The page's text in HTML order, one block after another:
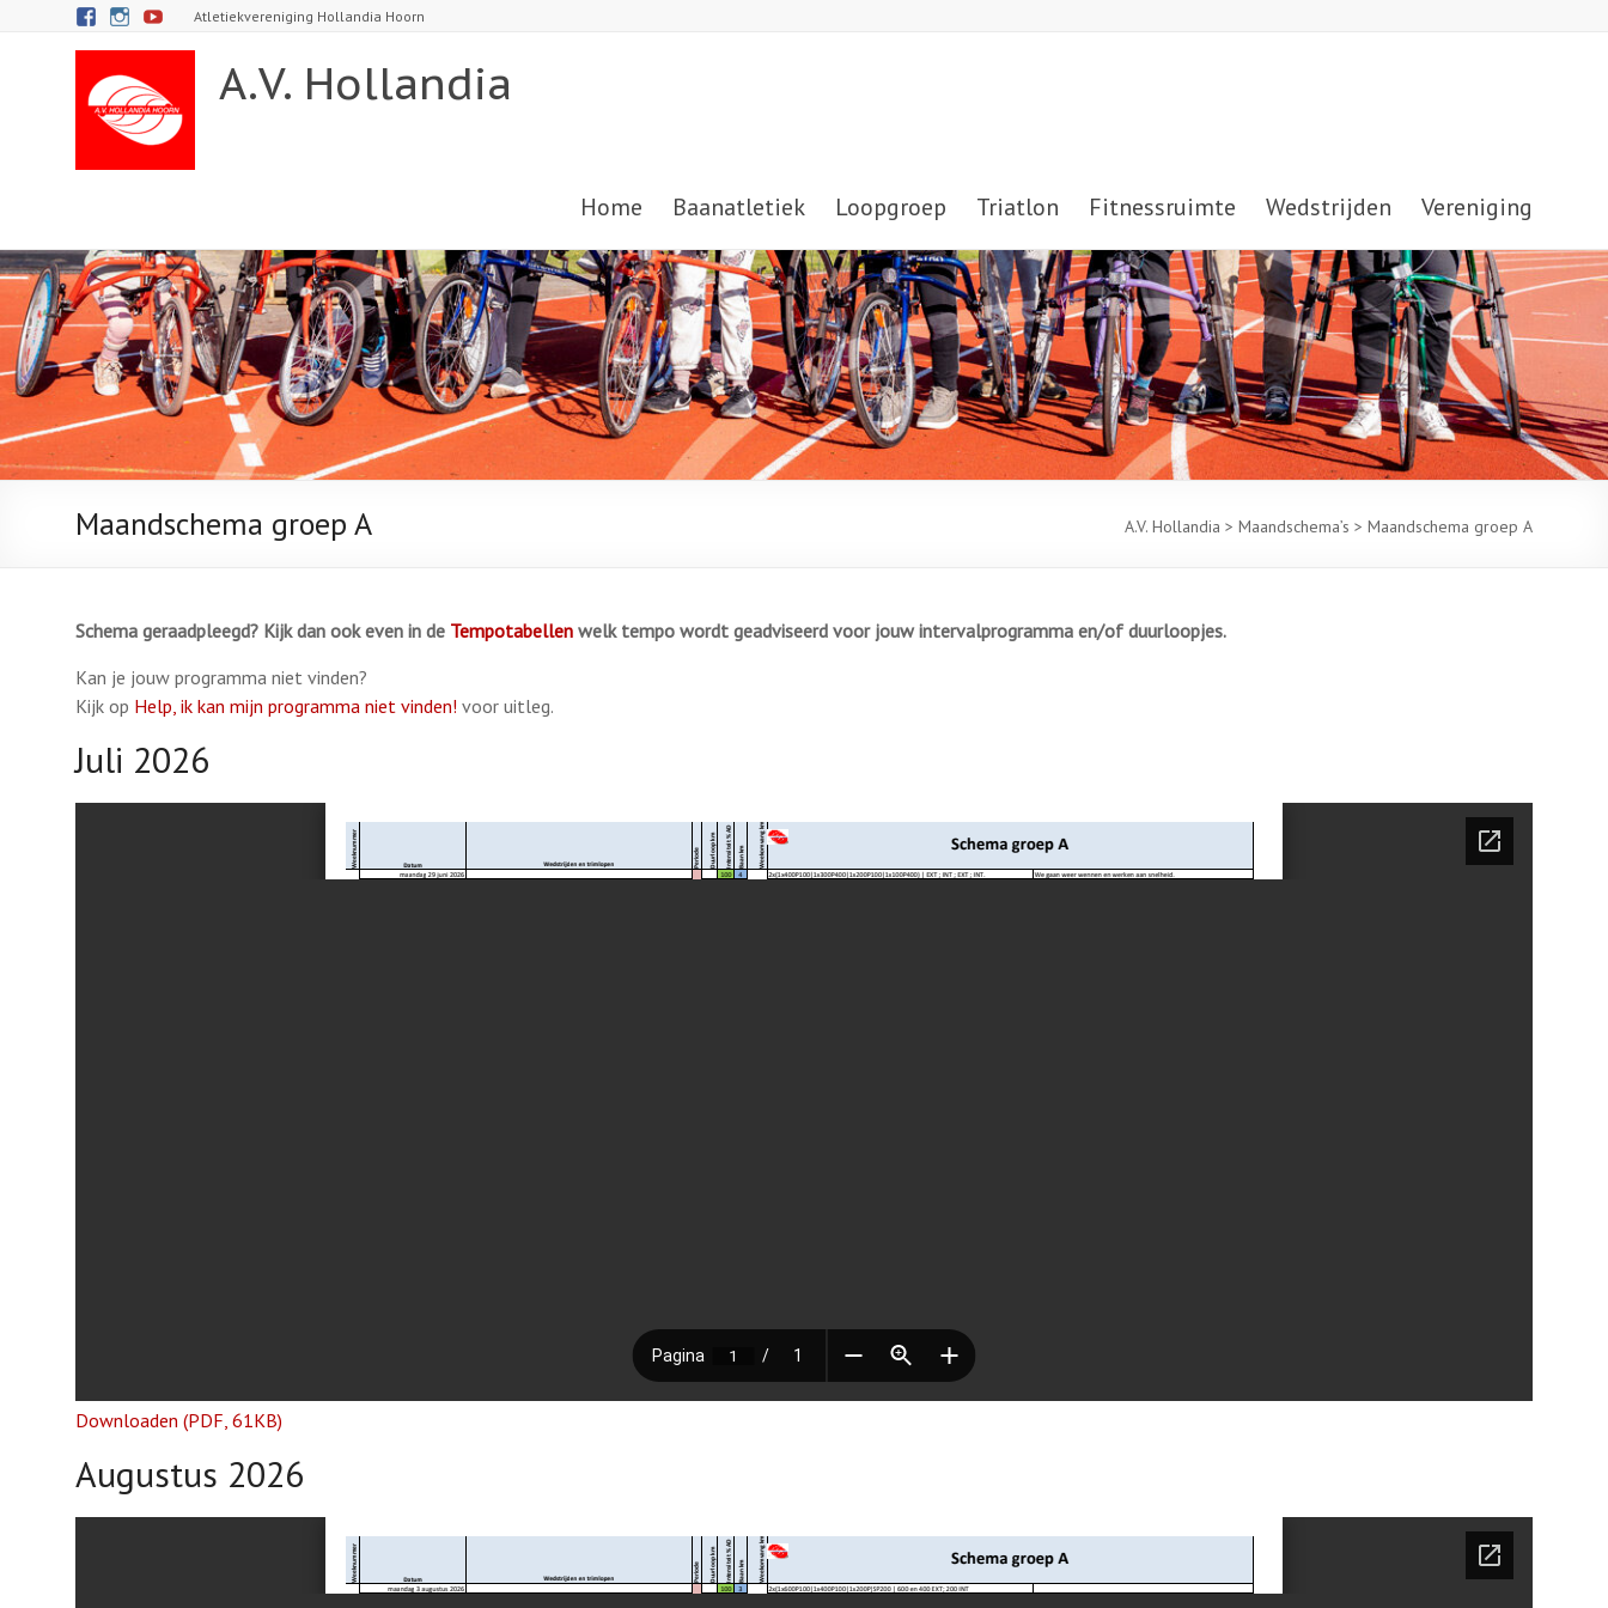
Atletiekvereniging Hollandia Hoorn
A.V. Hollandia
Home Baanatletiek Loopgroep Triatlon Fitnessruimte Wedstrijden Vereniging
Maandschema groep A A.V. Hollandia > Maandschema’s > Maandschema groep A
Schema geraadpleegd? Kijk dan ook even in de Tempotabellen welk tempo wordt geadviseerd voor jouw intervalprogramma en/of duurloopjes.
Kan je jouw programma niet vinden?
Kijk op Help, ik kan mijn programma niet vinden! voor uitleg.
Juli 2026
Downloaden (PDF, 61KB)
Augustus 2026